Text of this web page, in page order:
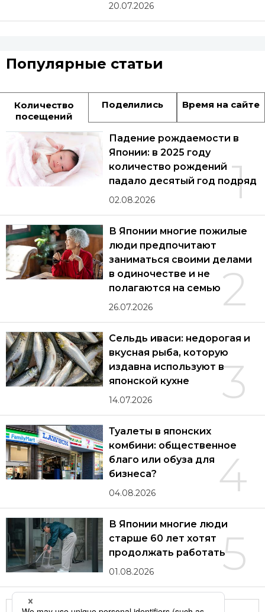
20.07.2026
Популярные статьи
Количество
посещений
Поделились Время на сайте
1
Падение рождаемости в
Японии: в 2025 году
количество рождений
падало десятый год подряд
02.08.2026
2
В Японии многие пожилые
люди предпочитают
заниматься своими делами
в одиночестве и не
полагаются на семью
26.07.2026
3
Сельдь иваси: недорогая и
вкусная рыба, которую
издавна используют в
японской кухне
14.07.2026
4
Туалеты в японских
комбини: общественное
благо или обуза для
бизнеса?
04.08.2026
5
В Японии многие люди
старше 60 лет хотят
продолжать работать
01.08.2026